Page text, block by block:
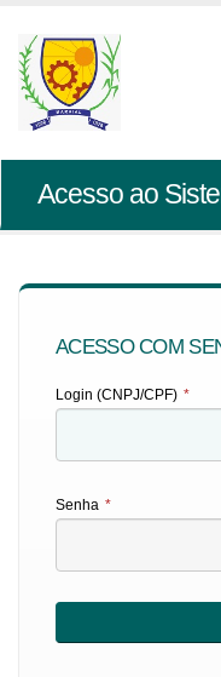
Acesso ao
ACESSO COM
Login (CNPJ/CPF) *
Senha *